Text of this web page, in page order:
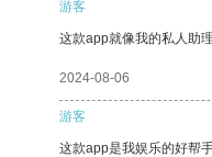
游客
这款app就像我的私人助
2024-08-06
游客
这款app是我娱乐的好帮